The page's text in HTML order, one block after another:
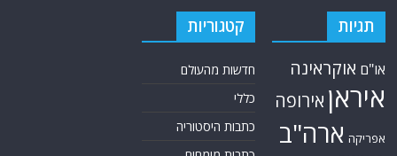
תגיות
או"ם אוקראינה
איראן אירופה
אפריקה ארה"ב
קטגוריות
חדשות מהעולם
כללי
כתבות היסטוריה